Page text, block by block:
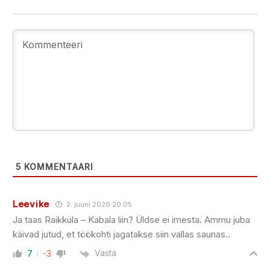
5 KOMMENTAARI
Leevike 2. juuni 2026 20:05
Ja taas Raikküla – Kabala liin? Üldse ei imesta. Ammu juba
käivad jutud, et töökohti jagatakse siin vallas saunas..
7 -3 Vasta